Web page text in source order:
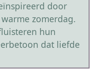
door
zomerdag.
hun
dat liefde